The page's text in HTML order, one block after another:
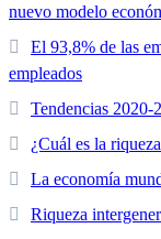
nuevo modelo
El 93,8% de las
empleados
Tendencias
¿Cuál es la
La economía
Riqueza